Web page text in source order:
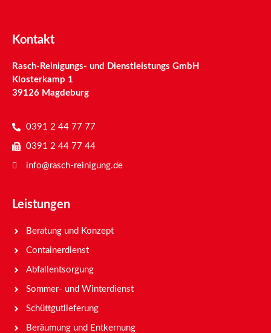
Kontakt
Rasch-Reinigungs- und Dienstleistungs GmbH
Klosterkamp 1
39126 Magdeburg
0391 2 44 77 77
0391 2 44 77 44
info@rasch-reinigung.de
Leistungen
Beratung und Konzept
Containerdienst
Abfallentsorgung
Sommer- und Winterdienst
Schüttgutlieferung
Beräumung und Entkernung